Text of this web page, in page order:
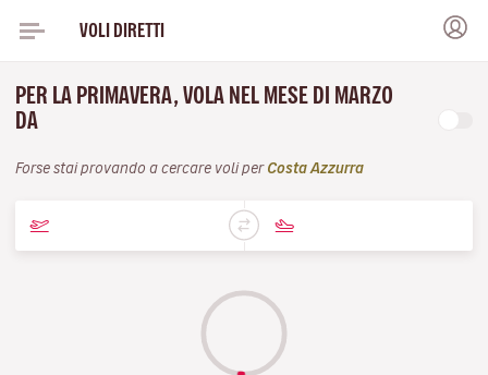
VOLI DIRETTI
PER LA PRIMAVERA, VOLA NEL MESE DI MARZO
DA
Forse stai provando a cercare voli per Costa Azzurra